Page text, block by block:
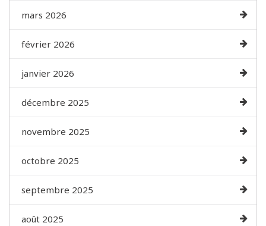
mars 2026
février 2026
janvier 2026
décembre 2025
novembre 2025
octobre 2025
septembre 2025
août 2025